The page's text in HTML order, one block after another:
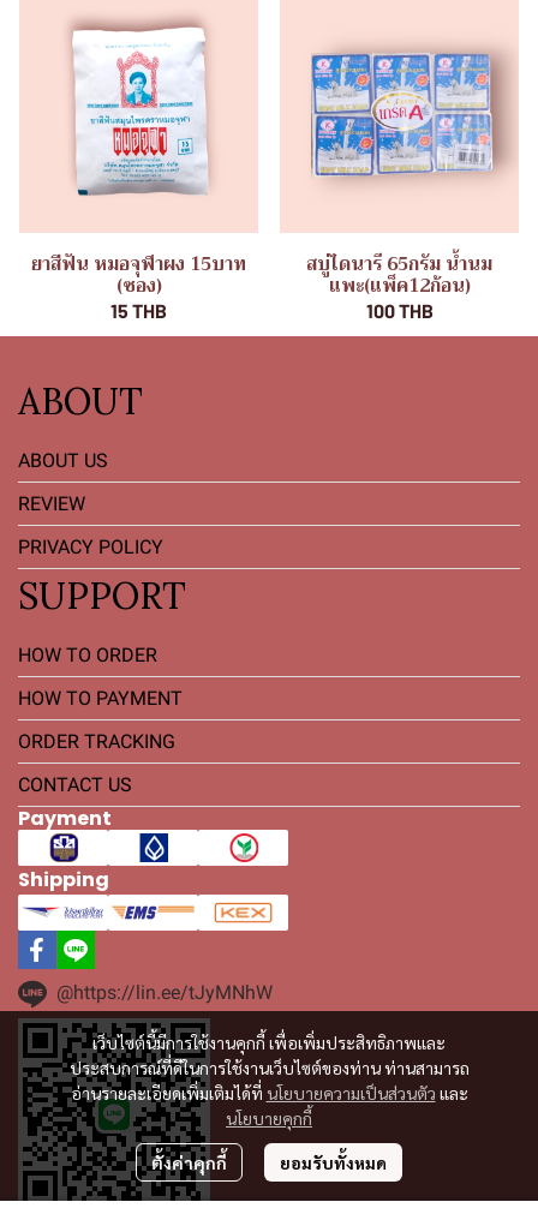
ยาสีฟัน หมอจุฬาผง 15บาท
(ซอง)
15 THB
สบู่ไดนารี 65กรัม น้ำนม
แพะ(แพ็ค12ก้อน)
100 THB
เว็บไซต์นี้มีการใช้งานคุกกี้ เพื่อเพิ่มประสิทธิภาพและ
ประสบการณ์ที่ดีในการใช้งานเว็บไซต์ของท่าน ท่านสามารถ
อ่านรายละเอียดเพิ่มเติมได้ที่ นโยบายความเป็นส่วนตัว และ
นโยบายคุกกี้
ตั้งค่าคุกกี้ ยอมรับทั้งหมด
ABOUT
ABOUT US
REVIEW
PRIVACY POLICY
SUPPORT
HOW TO ORDER
HOW TO PAYMENT
ORDER TRACKING
CONTACT US
Payment
Shipping
@https://lin.ee/tJyMNhW